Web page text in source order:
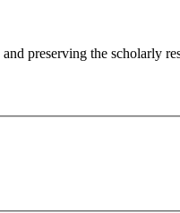
preserving the scholarly